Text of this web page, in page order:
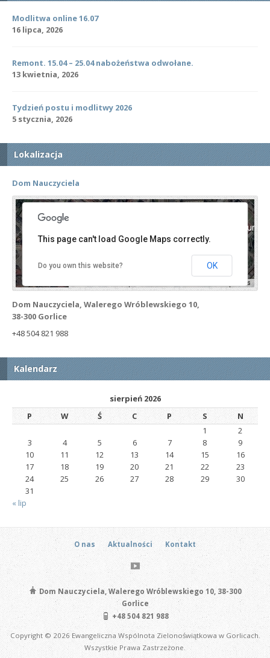
Modlitwa online 16.07
16 lipca, 2026
Remont. 15.04 – 25.04 nabożeństwa odwołane.
13 kwietnia, 2026
Tydzień postu i modlitwy 2026
5 stycznia, 2026
Lokalizacja
Dom Nauczyciela
For development
Terms
This page can't load Google Maps correctly.
Do you own this website? OK
Dom Nauczyciela, Walerego Wróblewskiego 10,
38-300 Gorlice
+48 504 821 988
Kalendarz
sierpień 2026
P
W Ś C P S
N
1
2
3
4 5 6 7 8
9
10
11 12 13 14 15
16
17
18 19 20 21 22
23
24
25 26 27 28 29
30
31
« lip
O nas Aktualności Kontakt
Dom Nauczyciela, Walerego Wróblewskiego 10, 38-300
Gorlice
+48 504 821 988
Copyright © 2026 Ewangeliczna Wspólnota Zielonoświątkowa w Gorlicach.
Wszystkie Prawa Zastrzeżone.